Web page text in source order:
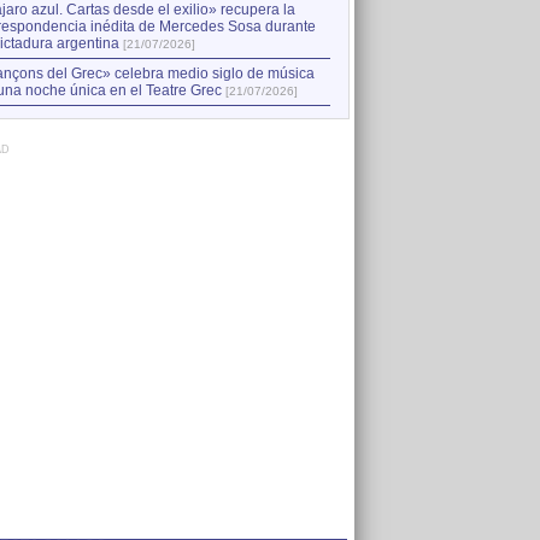
azul. Cartas desde el exilio» recupera la
inédita de Mercedes Sosa durante
argentina [21/07/2026]
del Grec» celebra medio siglo de música
noche única en el Teatre Grec [21/07/2026]